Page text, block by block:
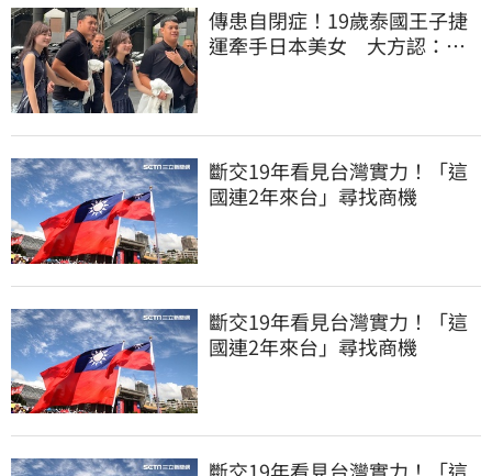
傳患自閉症！19歲泰國王子捷
運牽手日本美女 大方認：
斷交19年看見台灣實力！「這
國連2年來台」尋找商機
斷交19年看見台灣實力！「這
國連2年來台」尋找商機